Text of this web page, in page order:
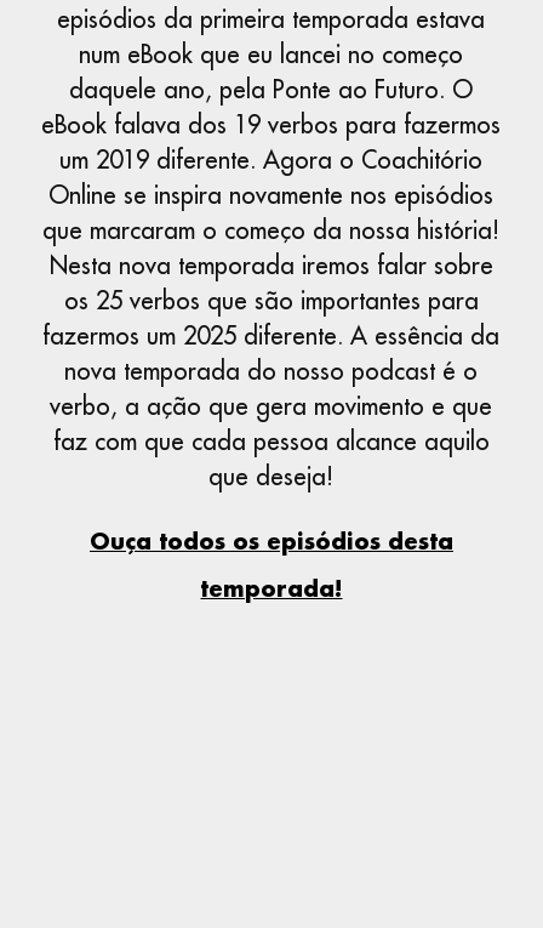
episódios da primeira temporada estava
num eBook que eu lancei no começo
daquele ano, pela Ponte ao Futuro. O
eBook falava dos 19 verbos para fazermos
um 2019 diferente. Agora o Coachitório
Online se inspira novamente nos episódios
que marcaram o começo da nossa história!
Nesta nova temporada iremos falar sobre
os 25 verbos que são importantes para
fazermos um 2025 diferente. A essência da
nova temporada do nosso podcast é o
verbo, a ação que gera movimento e que
faz com que cada pessoa alcance aquilo
que deseja!
Ouça todos os episódios desta
temporada!